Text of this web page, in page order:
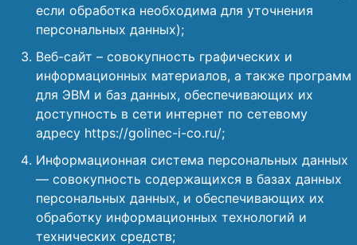
если обработка необходима для уточнения
персональных данных);
Веб-сайт – совокупность графических и
информационных материалов, а также программ
для ЭВМ и баз данных, обеспечивающих их
доступность в сети интернет по сетевому
адресу https://golinec-i-co.ru/;
Информационная система персональных данных
— совокупность содержащихся в базах данных
персональных данных, и обеспечивающих их
обработку информационных технологий и
технических средств;